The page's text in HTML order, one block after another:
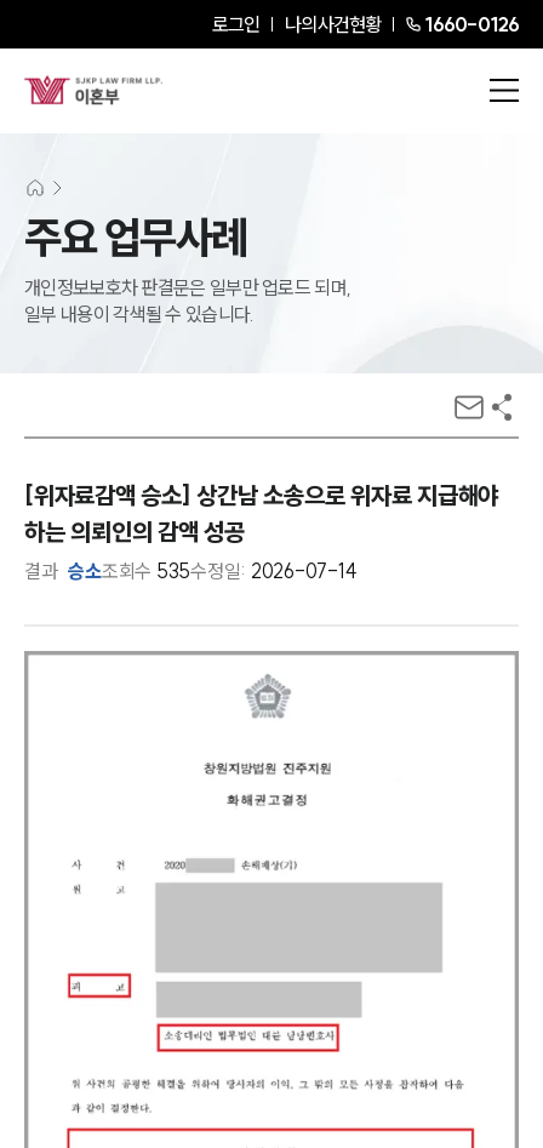
로그인 나의사건현황 1660-0126
주요 업무사례
개인정보보호차 판결문은 일부만 업로드 되며,
일부 내용이 각색될 수 있습니다.
[위자료감액 승소] 상간남 소송으로 위자료 지급해야
하는 의뢰인의 감액 성공
결과 승소조회수 535수정일: 2026-07-14